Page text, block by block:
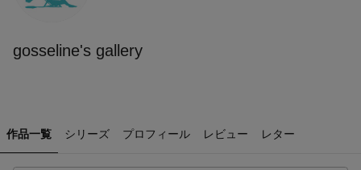
gosseline's gallery
作品一覧 シリーズ プロフィール レビュー レター